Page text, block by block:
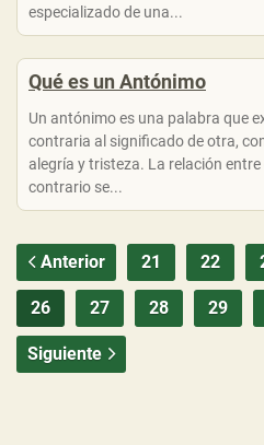
especializado de una...
Qué es un Antónimo
Un antónimo es una palabra que
contraria al significado de otra,
alegría y tristeza. La relación
contrario se...
Anterior 21 22
26 27 28 29
Siguiente